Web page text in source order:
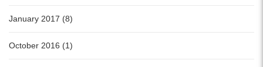
January 2017 (8)
October 2016 (1)